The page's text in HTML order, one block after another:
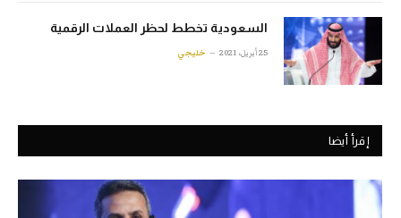
السعودية تخطط لحظر العملات الرقمية
25 أبريل، 2021 خليجي
إقرأ أيضا